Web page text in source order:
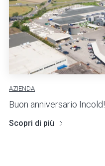
AZIENDA
Buon anniversario Incold!
Scopri di più